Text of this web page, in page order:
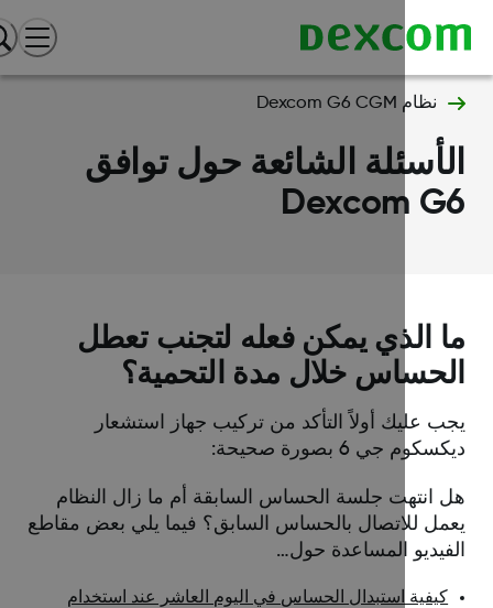
نظام Dexcom G6 CGM
الشائعة حول توافق
Dexcom
الذي يمكن فعله لتجنب تعطل
خلال مدة التحمية؟
عليك أولاً التأكد من تركيب جهاز استشعار
جي 6 بصورة صحيحة:
انتهت جلسة الحساس السابقة أم ما زال النظام
للاتصال بالحساس السابق؟ فيما يلي بعض مقاطع
المساعدة حول…
كيفية استبدال الحساس في اليوم العاشر عند استخدام